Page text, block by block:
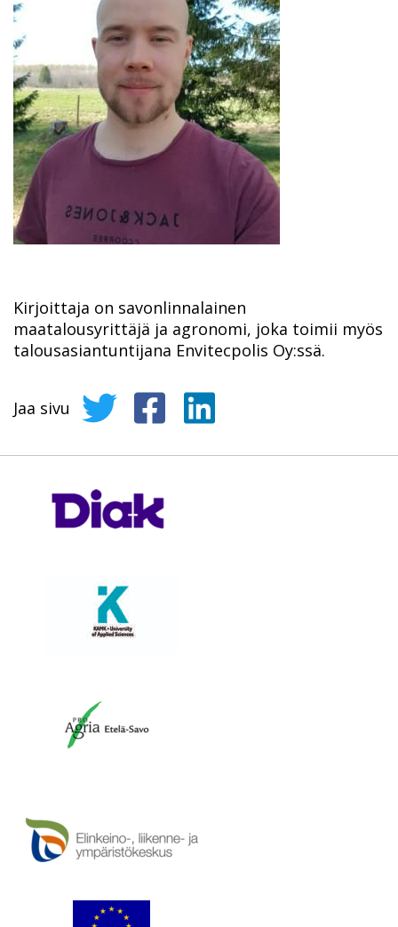
Kirjoittaja on savonlinnalainen
maatalousyrittäjä ja agronomi, joka toimii myös
talousasiantuntijana Envitecpolis Oy:ssä.
Jaa sivu Jaa sivu Twitterissä
Jaa sivu Facebookissa
Jaa sivu LinkedInissä